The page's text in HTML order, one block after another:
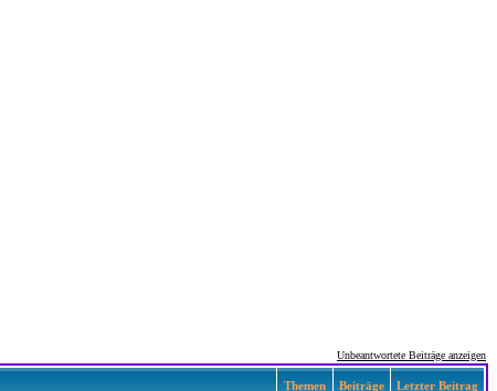
Unbeantwortete Beiträge anzeigen
Themen Beiträge Letzter Beitrag